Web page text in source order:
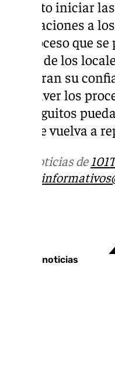
previsto iniciar
instalaciones a
un proceso que
futuro de los
muestran su
y resolver los
chiringuitos
sin que vuelva a
Más noticias de
Últimas noticias